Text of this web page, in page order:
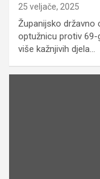
25 veljače, 2025
Županijsko državno
optužnicu protiv 69-
više kažnjivih djela…